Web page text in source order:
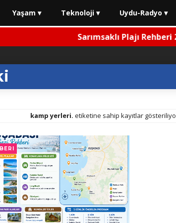
Sarımsaklı Plajı Rehberi 2026
kamp yerleri. etiketine sahip kayıtlar
⚡ Sarımsaklı Plajı Rehberi 2026 | Nerede,
Yaşam ▾ Teknoloji ▾ Uydu-Radyo ▾